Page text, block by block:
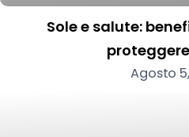
Sole e salute:
Agosto